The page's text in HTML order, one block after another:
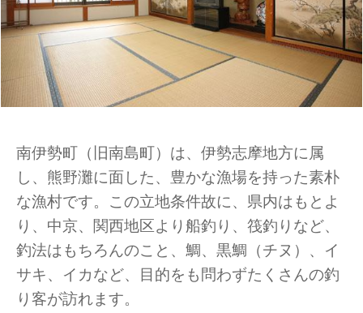
南伊勢町（旧南島町）は、伊勢志摩地方に属
し、熊野灘に面した、豊かな漁場を持った素朴
な漁村です。この立地条件故に、県内はもとよ
り、中京、関西地区より船釣り、筏釣りなど、
釣法はもちろんのこと、鯛、黒鯛（チヌ）、イ
サキ、イカなど、目的をも問わずたくさんの釣
り客が訪れます。